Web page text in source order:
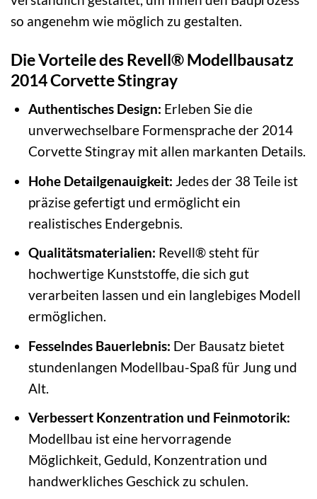
so angenehm wie möglich zu gestalten.
Die Vorteile des Revell® Modellbausatz
2014 Corvette Stingray
Authentisches Design: Erleben Sie die
unverwechselbare Formensprache der 2014
Corvette Stingray mit allen markanten Details.
Hohe Detailgenauigkeit: Jedes der 38 Teile ist
präzise gefertigt und ermöglicht ein
realistisches Endergebnis.
Qualitätsmaterialien: Revell® steht für
hochwertige Kunststoffe, die sich gut
verarbeiten lassen und ein langlebiges Modell
ermöglichen.
Fesselndes Bauerlebnis: Der Bausatz bietet
stundenlangen Modellbau-Spaß für Jung und
Alt.
Verbessert Konzentration und Feinmotorik:
Modellbau ist eine hervorragende
Möglichkeit, Geduld, Konzentration und
handwerkliches Geschick zu schulen.